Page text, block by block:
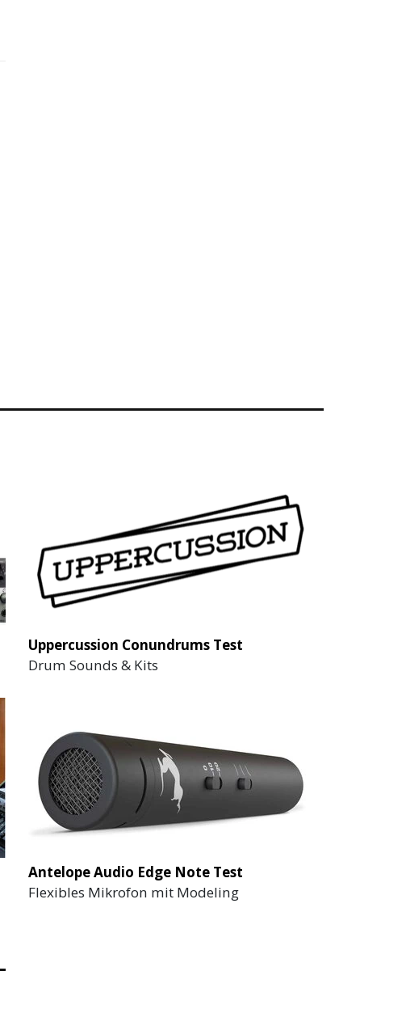
Uppercussion Conundrums Test
Drum Sounds & Kits
Antelope Audio Edge Note Test
Flexibles Mikrofon mit Modeling